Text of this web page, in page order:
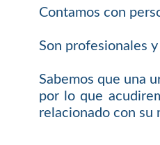
Contamos con
Son profesionales
Sabemos que una
por lo que
relacionado con su